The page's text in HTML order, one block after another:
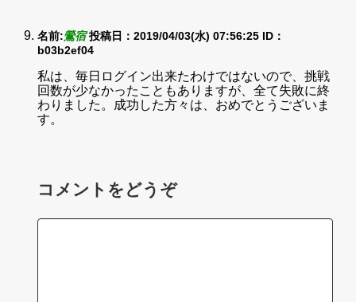
名前:鶯宿 投稿日：2019/04/03(水) 07:56:25 ID：
b03b2ef04
私は、毎日ログイン出来たわけではないので、挑戦
回数が少なかったこともありますが、全て失敗に終
わりました。成功した方々は、おめでとうございま
す。
コメントをどうぞ